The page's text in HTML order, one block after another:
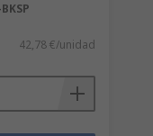
42,78 €/unidad